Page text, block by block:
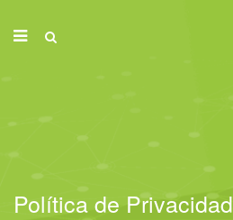
Política de Privacidad